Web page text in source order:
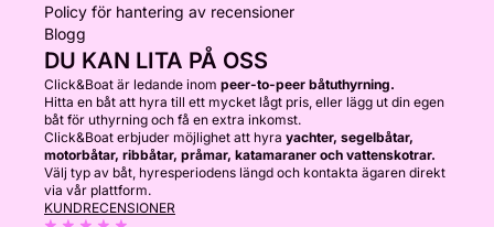
Policy för hantering av recensioner
Blogg
DU KAN LITA PÅ OSS
Click&Boat är ledande inom peer-to-peer båtuthyrning.
Hitta en båt att hyra till ett mycket lågt pris, eller lägg ut din egen
båt för uthyrning och få en extra inkomst.
Click&Boat erbjuder möjlighet att hyra yachter, segelbåtar,
motorbåtar, ribbåtar, pråmar, katamaraner och vattenskotrar.
Välj typ av båt, hyresperiodens längd och kontakta ägaren direkt
via vår plattform.
KUNDRECENSIONER